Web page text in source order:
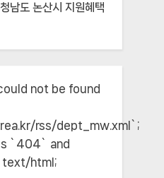
남도 논산시 지원혜택
not be found
rss/dept_mw.xml`;
`404` and
html;